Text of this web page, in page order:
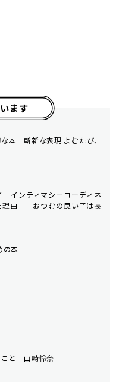
ます
本 斬新な表現 よむたび、
インティマシーコーディネ
理由 「おつむの良い子は長
の本
こと 山崎怜奈